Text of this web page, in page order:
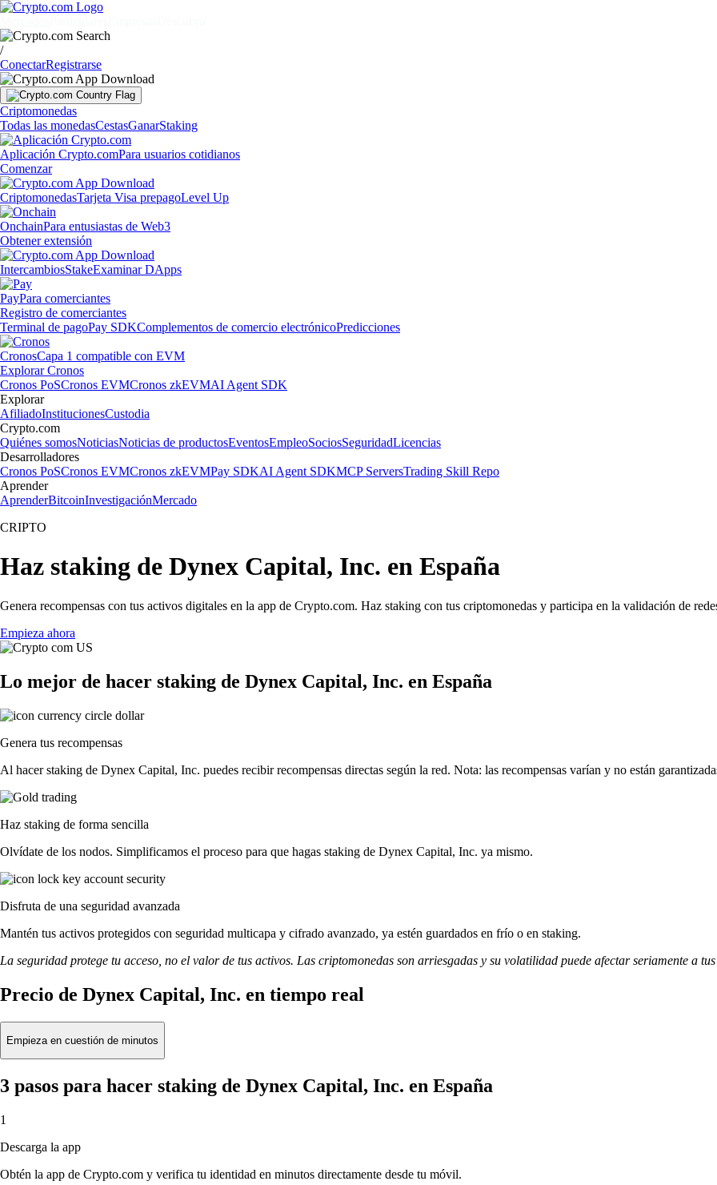
/
ConectarRegistrarse
Criptomonedas
Todas las monedasCestasGanarStaking
Aplicación Crypto.comPara usuarios cotidianos
Comenzar
CriptomonedasTarjeta Visa prepagoLevel Up
OnchainPara entusiastas de Web3
Obtener extensión
IntercambiosStakeExaminar DApps
PayPara comerciantes
Registro de comerciantes
Terminal de pagoPay SDKComplementos de comercio electrónicoPredicciones
CronosCapa 1 compatible con EVM
Explorar Cronos
Cronos PoSCronos EVMCronos zkEVMAI Agent SDK
Explorar
AfiliadoInstitucionesCustodia
Crypto.com
Quiénes somosNoticiasNoticias de productosEventosEmpleoSociosSeguridadLicencias
Desarrolladores
Cronos PoSCronos EVMCronos zkEVMPay SDKAI Agent SDKMCP ServersTrading Skill Repo
Aprender
AprenderBitcoinInvestigaciónMercado
CRIPTO
Haz staking de Dynex Capital, Inc. en España
Genera recompensas con tus activos digitales en la app de Crypto.com. Haz staking con tus criptomonedas y participa en la validación de
Empieza ahora
Lo mejor de hacer staking de Dynex Capital, Inc. en España
Genera tus recompensas
Al hacer staking de Dynex Capital, Inc. puedes recibir recompensas directas según la red. Nota: las recompensas varían y no están
Haz staking de forma sencilla
Olvídate de los nodos. Simplificamos el proceso para que hagas staking de Dynex Capital, Inc. ya mismo.
Disfruta de una seguridad avanzada
Mantén tus activos protegidos con seguridad multicapa y cifrado avanzado, ya estén guardados en frío o en staking.
La seguridad protege tu acceso, no el valor de tus activos. Las criptomonedas son arriesgadas y su volatilidad puede afectar seriamente a
Precio de Dynex Capital, Inc. en tiempo real
Empieza en cuestión de minutos
3 pasos para hacer staking de Dynex Capital, Inc. en España
1
Descarga la app
Obtén la app de Crypto.com y verifica tu identidad en minutos directamente desde tu móvil.